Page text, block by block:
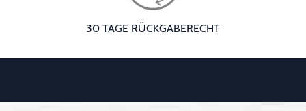
30 TAGE RÜCKGABERECHT